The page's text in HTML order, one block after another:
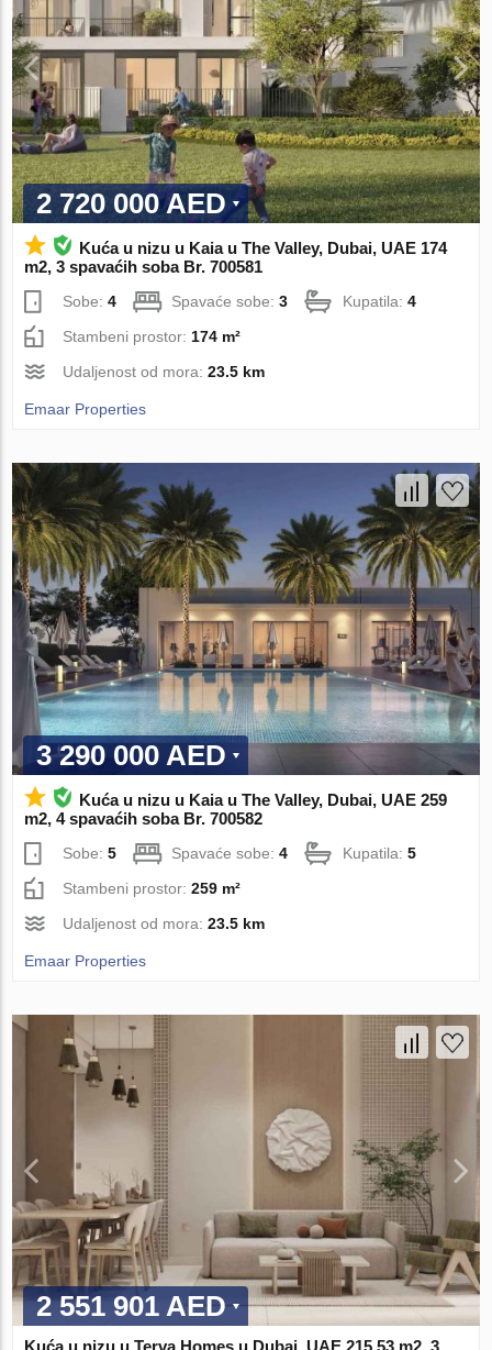
2 720 000 AED
Kuća u nizu u Kaia u The Valley, Dubai, UAE 174
m2, 3 spavaćih soba Br. 700581
Sobe:4 Spavaće sobe:3 Kupatila:4
Stambeni prostor: 174 m²
Udaljenost od mora:23.5 km
Emaar Properties
3 290 000 AED
Kuća u nizu u Kaia u The Valley, Dubai, UAE 259
m2, 4 spavaćih soba Br. 700582
Sobe:5 Spavaće sobe:4 Kupatila:5
Stambeni prostor:259 m²
Udaljenost od mora:23.5 km
Emaar Properties
2 551 901 AED